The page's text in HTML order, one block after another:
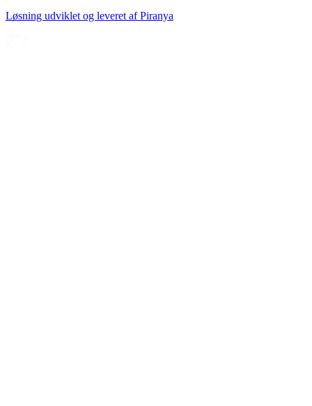
Løsning udviklet og leveret afPiranya